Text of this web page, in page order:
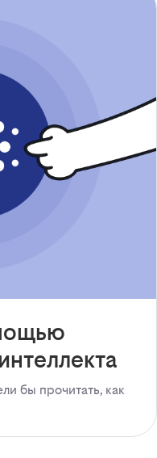
бы прочитать, как